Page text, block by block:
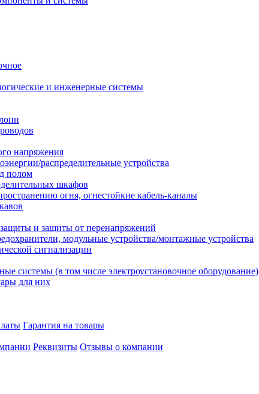
и инженерные системы
напряжения
распределительные устройства
полом
шкафов
огня, огнестойкие кабель-каналы
и защиты от перенапряжений
модульные устройства/монтажные устройства
сигнализации
системы (в том числе электроустановочное оборудование)
для них
Гарантия на товары
Реквизиты Отзывы о компании